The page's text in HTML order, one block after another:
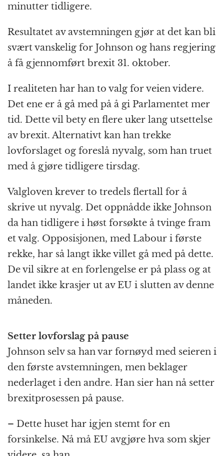
minutter tidligere.
Resultatet av avstemningen gjør at det kan bli
svært vanskelig for Johnson og hans regjering
å få gjennomført brexit 31. oktober.
I realiteten har han to valg for veien videre.
Det ene er å gå med på å gi Parlamentet mer
tid. Dette vil bety en flere uker lang utsettelse
av brexit. Alternativt kan han trekke
lovforslaget og foreslå nyvalg, som han truet
med å gjøre tidligere tirsdag.
Valgloven krever to tredels flertall for å
skrive ut nyvalg. Det oppnådde ikke Johnson
da han tidligere i høst forsøkte å tvinge fram
et valg. Opposisjonen, med Labour i første
rekke, har så langt ikke villet gå med på dette.
De vil sikre at en forlengelse er på plass og at
landet ikke krasjer ut av EU i slutten av denne
måneden.
Setter lovforslag på pause
Johnson selv sa han var fornøyd med seieren i
den første avstemningen, men beklager
nederlaget i den andre. Han sier han nå setter
brexitprosessen på pause.
– Dette huset har igjen stemt for en
forsinkelse. Nå må EU avgjøre hva som skjer